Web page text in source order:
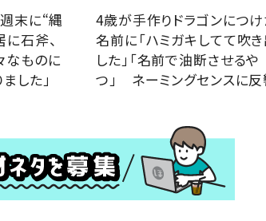
末に“縄
石斧、
なものに
した」
4歳が手作りドラゴンにつ
名前に「ハミガキしてて吹
した」「名前で油断させるや
つ」 ネーミングセンスに